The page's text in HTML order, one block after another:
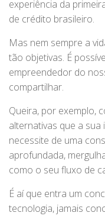
experiência da
de crédito brasileiro.
Mas nem sempre a
tão objetivas. É
empreendedor do
compartilhar.
Queira, por exemplo,
alternativas que a
necessite de uma
aprofundada,
como o seu fluxo de
É aí que entra um
tecnologia, jamais